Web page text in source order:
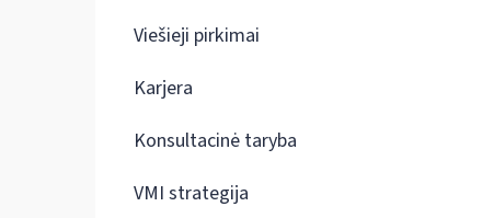
Viešieji pirkimai
Karjera
Konsultacinė taryba
VMI strategija